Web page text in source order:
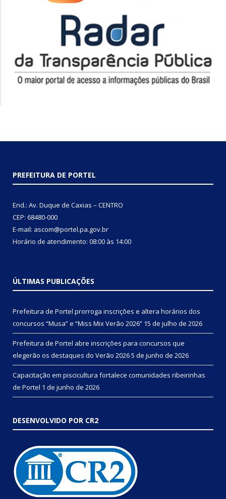
PREFEITURA DE PORTEL
End.: Av. Duque de Caxias – CENTRO
CEP: 68480-000
E-mail: ascom@portel.pa.gov.br
Horário de atendimento: 08:00 às 14:00
ÚLTIMAS PUBLICAÇÕES
Prefeitura de Portel prorroga inscrições e altera horários dos
concursos “Musa” e “Miss Mix Verão 2026” 15 de julho de 2026
Prefeitura de Portel abre inscrições para concursos que
elegerão os destaques do Verão 20265 de junho de 2026
Capacitação em piscicultura fortalece comunidades ribeirinhas
de Portel 1 de junho de 2026
DESENVOLVIDO POR CR2